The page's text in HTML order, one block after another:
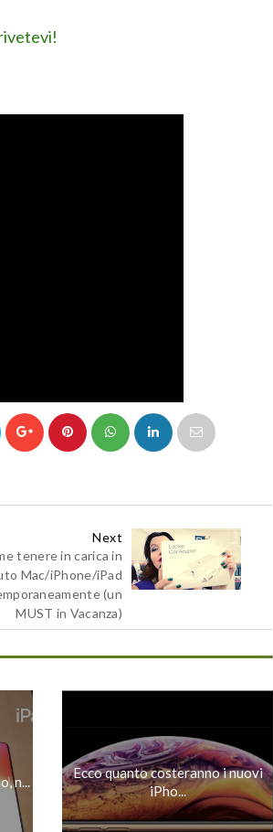
Next
tenere in carica in
Mac/iPhone/iPad
(un
MUST in Vacanza)
n...
Ecco quanto costeranno i nuovi
iPho...